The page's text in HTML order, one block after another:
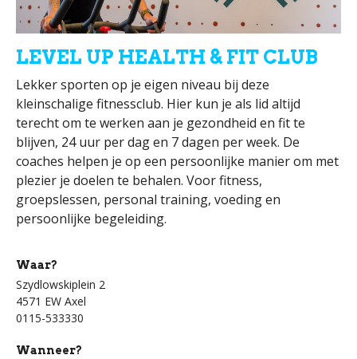
LEVEL UP HEALTH & FIT CLUB
Lekker sporten op je eigen niveau bij deze
kleinschalige fitnessclub. Hier kun je als lid altijd
terecht om te werken aan je gezondheid en fit te
blijven, 24 uur per dag en 7 dagen per week. De
coaches helpen je op een persoonlijke manier om met
plezier je doelen te behalen. Voor fitness,
groepslessen, personal training, voeding en
persoonlijke begeleiding.
Waar?
Szydlowskiplein 2
4571 EW Axel
0115-533330
Wanneer?